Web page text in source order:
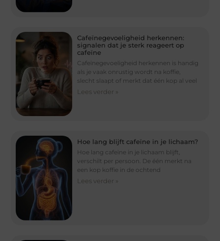
Cafeïnegevoeligheid herkennen:
signalen dat je sterk reageert op
cafeïne
Cafeïnegevoeligheid herkennen is handig
als je vaak onrustig wordt na koffie,
slecht slaapt of merkt dat één kop al veel
Lees verder »
Hoe lang blijft cafeïne in je lichaam?
Hoe lang cafeïne in je lichaam blijft,
verschilt per persoon. De één merkt na
een kop koffie in de ochtend
Lees verder »